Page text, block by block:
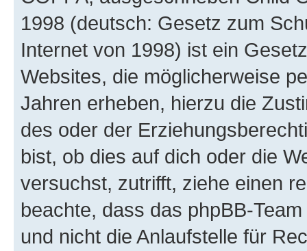
1998 (deutsch: Gesetz zum
Internet von 1998) ist ein
Websites, die möglicherweise
Jahren erheben, hierzu die
des oder der
bist, ob dies auf dich oder die
versuchst, zutrifft, ziehe einen
beachte, dass das phpBB-
und nicht die Anlaufstelle für